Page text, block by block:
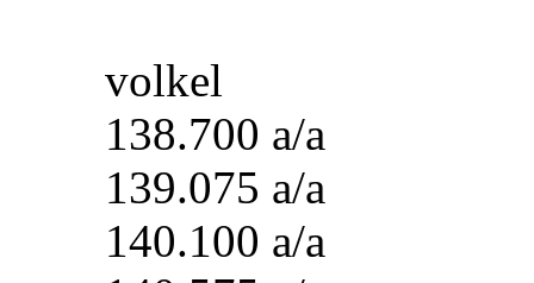
volkel
138.700 a/a
139.075 a/a
140.100 a/a